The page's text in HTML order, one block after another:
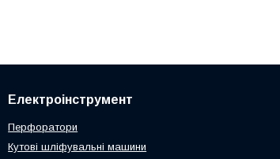
Електроінструмент
Перфоратори
Кутові шліфувальні машини